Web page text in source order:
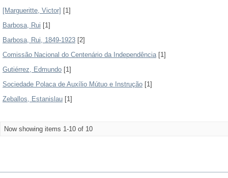
[Margueritte, Victor] [1]
Barbosa, Rui [1]
Barbosa, Rui, 1849-1923 [2]
Comissão Nacional do Centenário da Independência[1]
Gutiérrez, Edmundo [1]
Sociedade Polaca de Auxílio Mútuo e Instrução [1]
Zeballos, Estanislau [1]
Now showing items 1-10 of 10